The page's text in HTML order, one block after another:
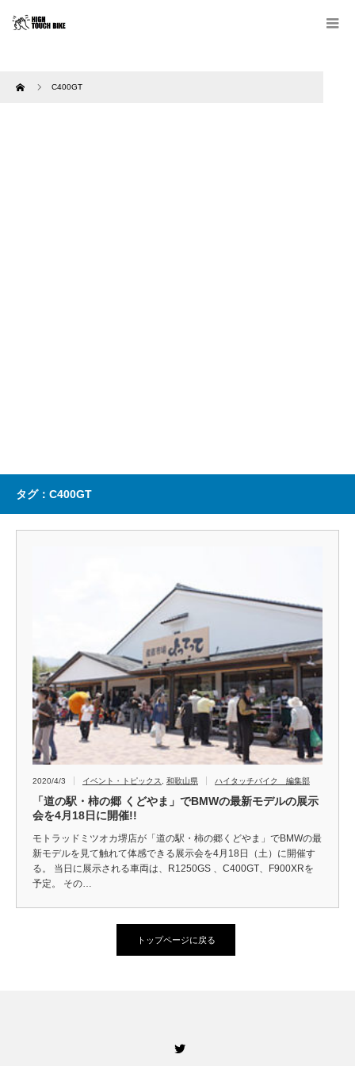
Home C400GT
タグ：C400GT
2020/4/3 イベント・トピックス 和歌山県 ハイタッチバイク 編集部
「道の駅・柿の郷 くどやま」でBMWの最新モデルの展示
会を4月18日に開催!!
モトラッドミツオカ堺店が「道の駅・柿の郷くどやま」でBMWの最
新モデルを見て触れて体感できる展示会を4月18日（土）に開催す
る。 当日に展示される車両は、R1250GS 、C400GT、F900XRを
予定。 その…
トップページに戻る